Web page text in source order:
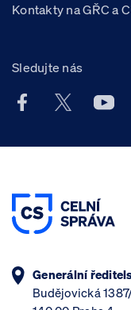
Kontakty na GŘC a
Sledujte nás
Facebook účet
X účet
Generální
Budějovická